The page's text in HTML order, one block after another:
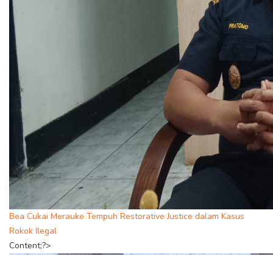
Bea Cukai Merauke Tempuh Restorative Justice dalam Kasus
Rokok Ilegal
Content;?>